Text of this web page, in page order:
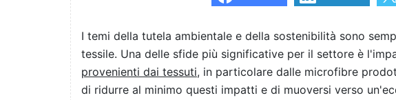
I temi della tutela ambientale e della sostenibilità sono
tessile. Una delle sfide più significative per il settore è
provenienti dai tessuti, in particolare dalle microfibre
di ridurre al minimo questi impatti e di muoversi verso